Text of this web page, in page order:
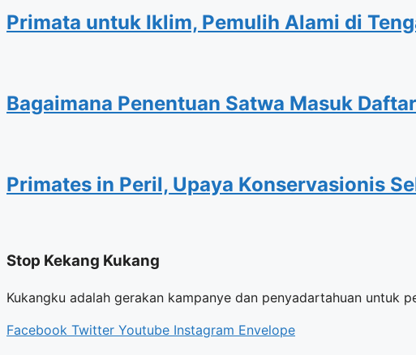
Primata untuk Iklim, Pemulih Alami di
Bagaimana Penentuan Satwa Masuk
Primates in Peril, Upaya Konservasionis
Stop Kekang Kukang
Kukangku adalah gerakan kampanye dan penyadartahuan untuk
Facebook Twitter Youtube Instagram Envelope